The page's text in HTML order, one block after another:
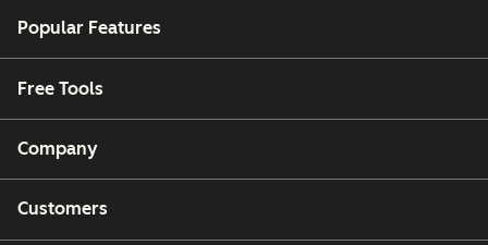
Popular Features
Free Tools
Company
Customers